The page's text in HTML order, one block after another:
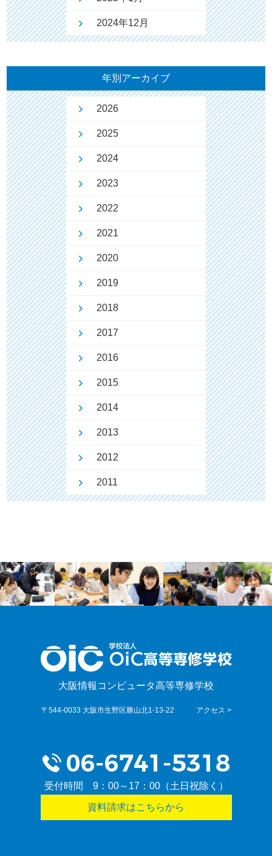
2024年12月
年別アーカイブ
2026
2025
2024
2023
2022
2021
2020
2019
2018
2017
2016
2015
2014
2013
2012
2011
大阪情報コンピュータ高等専修学校
〒544-0033 大阪市生野区勝山北1-13-22 アクセス >
受付時間 9：00～17：00（土日祝除く）
資料請求はこちらから